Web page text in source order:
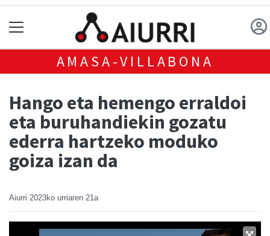
AMASA-VILLABONA
Hango eta hemengo erraldoi
eta buruhandiekin gozatu
ederra hartzeko moduko
goiza izan da
Aiurri 2023ko urriaren 21a